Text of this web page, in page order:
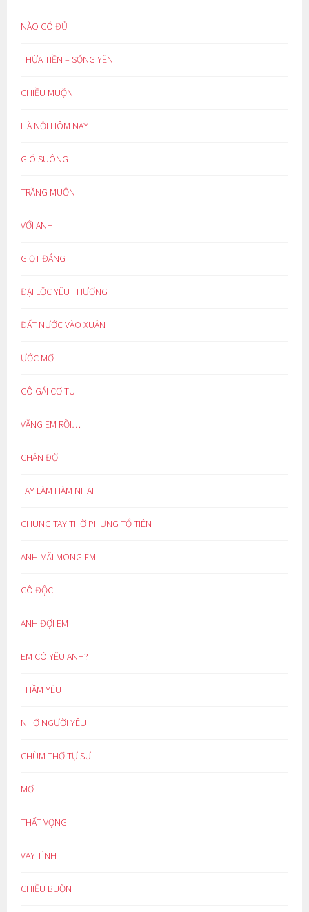
NÀO CÓ ĐỦ
THỪA TIỀN – SỐNG YÊN
CHIỀU MUỘN
HÀ NỘI HÔM NAY
GIÓ SUÔNG
TRĂNG MUỘN
VỚI ANH
GIỌT ĐẮNG
ĐẠI LỘC YÊU THƯƠNG
ĐẤT NƯỚC VÀO XUÂN
ƯỚC MƠ
CÔ GÁI CƠ TU
VẮNG EM RỒI…
CHÁN ĐỜI
TAY LÀM HÀM NHAI
CHUNG TAY THỜ PHỤNG TỔ TIÊN
ANH MÃI MONG EM
CÔ ĐỘC
ANH ĐỢI EM
EM CÓ YÊU ANH?
THẦM YÊU
NHỚ NGƯỜI YÊU
CHÙM THƠ TỰ SỰ
MƠ
THẤT VỌNG
VAY TÌNH
CHIỀU BUỒN